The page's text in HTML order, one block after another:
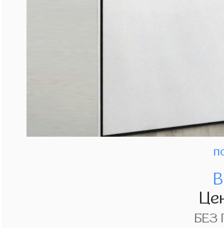
БЕЗ